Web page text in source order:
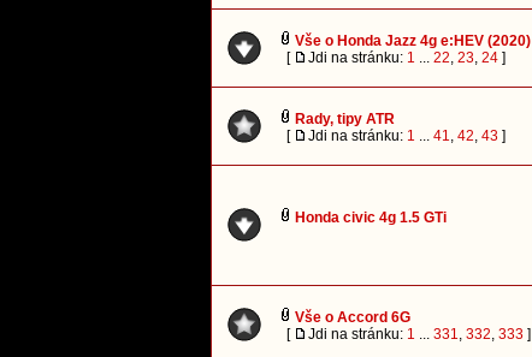
Vše o Honda Jazz 4g e:HEV (2020)
[
Jdi na stránku: 1 ... 22, 23, 24 ]
Rady, tipy ATR
[
Jdi na stránku: 1 ... 41, 42, 43 ]
Honda civic 4g 1.5 GTi
Vše o Accord 6G
[
Jdi na stránku: 1 ... 331, 332, 333 ]